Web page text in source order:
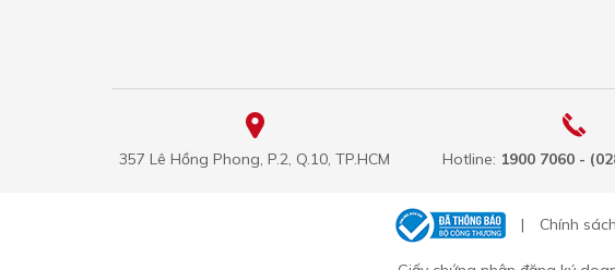
357 Lê Hồng Phong, P.2, Q.10, TP.HCM Hotline: 1900 7060 -
| Chính